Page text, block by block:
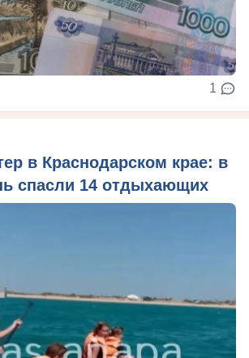
1
в Краснодарском крае: в
спасли 14 отдыхающих